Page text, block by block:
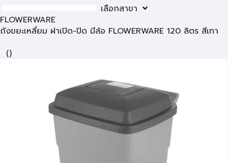
เลือกสาขา
FLOWERWARE
ถังขยะเหลี่ยม ฝาเปิด-ปิด มีล้อ FLOWERWARE 120 ลิตร สีเทา
()